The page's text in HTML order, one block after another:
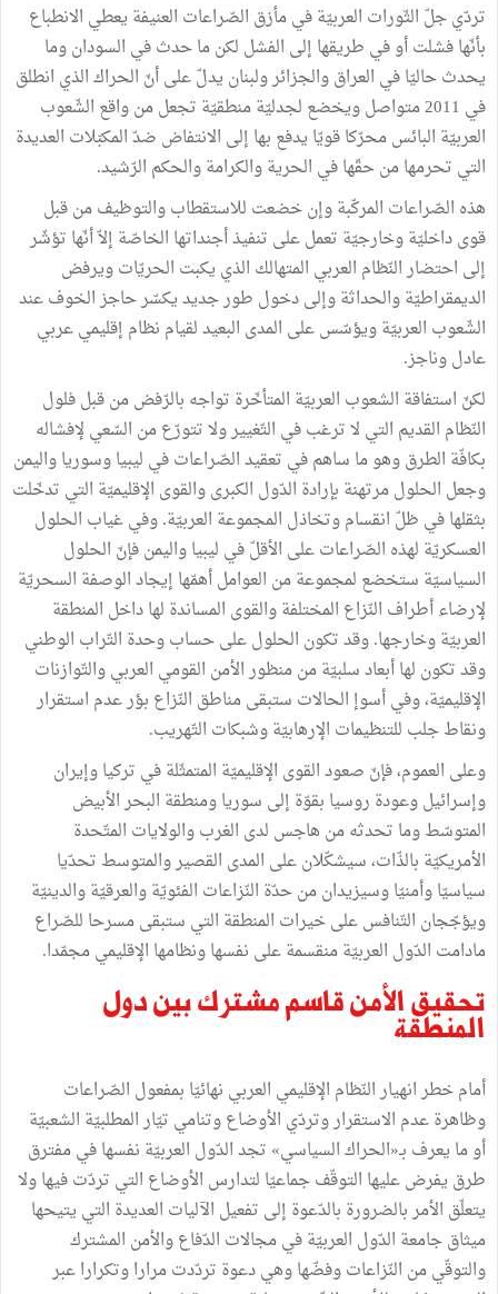
تردّي جلّ الثّورات العربيّة في مأزق الصّراعات العنيفة يعطي الانطباع
بأنّها فشلت أو في طريقها إلى الفشل لكن ما حدث في السودان وما
يحدث حاليّا في العراق والجزائر ولبنان يدلّ على أنّ الحراك الذي انطلق
في 2011 متواصل ويخضع لجدليّة منطقيّة تجعل من واقع الشّعوب
العربيّة البائس محرّكا قويّا يدفع بها إلى الانتفاض ضدّ المكبّلات العديدة
التي تحرمها من حقّها في الحرية والكرامة والحكم الرّشيد.
هذه الصّراعات المركّبة وإن خضعت للاستقطاب والتوظيف من قبل
قوى داخليّة وخارجيّة تعمل على تنفيذ أجنداتها الخاصّة إلاّ أنّها تؤشّر
إلى احتضار النّظام العربي المتهالك الذي يكبت الحريّات ويرفض
الديمقراطيّة والحداثة وإلى دخول طور جديد يكسّر حاجز الخوف عند
الشّعوب العربيّة ويؤسّس على المدى البعيد لقيام نظام إقليمي عربي
عادل وناجز.
لكنّ استفاقة الشعوب العربيّة المتأخّرة تواجه بالرّفض من قبل فلول
النّظام القديم التي لا ترغب في التّغيير ولا تتورّع من السّعي لإفشاله
بكافّة الطرق وهو ما ساهم في تعقيد الصّراعات في ليبيا وسوريا واليمن
وجعل الحلول مرتهنة بإرادة الدّول الكبرى والقوى الإقليميّة التي تدخّلت
بثقلها في ظلّ انقسام وتخاذل المجموعة العربيّة. وفي غياب الحلول
العسكريّة لهذه الصّراعات على الأقلّ في ليبيا واليمن فإنّ الحلول
السياسيّة ستخضع لمجموعة من العوامل أهمّها إيجاد الوصفة السحريّة
لإرضاء أطراف النّزاع المختلفة والقوى المساندة لها داخل المنطقة
العربيّة وخارجها. وقد تكون الحلول على حساب وحدة التّراب الوطني
وقد تكون لها أبعاد سلبيّة من منظور الأمن القومي العربي والتّوازنات
الإقليميّة، وفي أسوإ الحالات ستبقى مناطق النّزاع بؤر عدم استقرار
ونقاط جلب للتنظيمات الإرهابيّة وشبكات التّهريب.
وعلى العموم، فإنّ صعود القوى الإقليميّة المتمثّلة في تركيا وإيران
وإسرائيل وعودة روسيا بقوّة إلى سوريا ومنطقة البحر الأبيض
المتوسّط وما تحدثه من هاجس لدى الغرب والولايات المتّحدة
الأمريكيّة بالذّات، سيشكّلان على المدى القصير والمتوسط تحدّيا
سياسيّا وأمنيّا وسيزيدان من حدّة النّزاعات الفئويّة والعرقيّة والدينيّة
ويؤجّجان التّنافس على خيرات المنطقة التي ستبقى مسرحا للصّراع
مادامت الدّول العربيّة منقسمة على نفسها ونظامها الإقليمي مجمّدا.
تحقيق الأمن قاسم مشترك بين دول
المنطقة
أمام خطر انهيار النّظام الإقليمي العربي نهائيّا بمفعول الصّراعات
وظاهرة عدم الاستقرار وتردّي الأوضاع وتنامي تيّار المطلبيّة الشعبيّة
أو ما يعرف بـ«الحراك السياسي» تجد الدّول العربيّة نفسها في مفترق
طرق يفرض عليها التوقّف جماعيّا لتدارس الأوضاع التي تردّت فيها ولا
يتعلّق الأمر بالضرورة بالدّعوة إلى تفعيل الآليات العديدة التي يتيحها
ميثاق جامعة الدّول العربيّة في مجالات الدّفاع والأمن المشترك
والتوقّي من النّزاعات وفضّها وهي دعوة تردّدت مرارا وتكرارا عبر